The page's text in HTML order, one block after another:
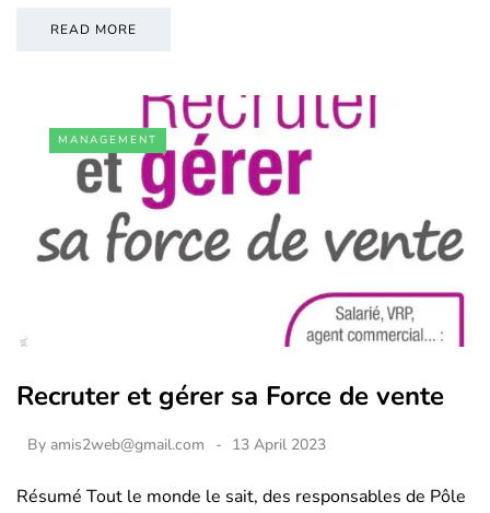
READ MORE
MANAGEMENT
Recruter et gérer sa Force de vente
By amis2web@gmail.com 13 April 2023
Résumé Tout le monde le sait, des responsables de Pôle